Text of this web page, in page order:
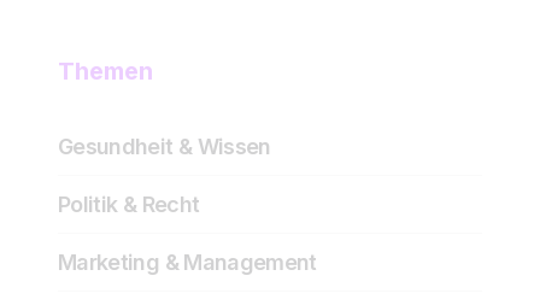
Themen
Gesundheit & Wissen
Politik & Recht
Marketing & Management